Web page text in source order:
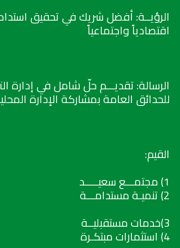
الرؤيــة: أفضل شريك في تحقيق
اقتصادياً واجتماعياً
الرسالة: تقديـــم حلّ شامل في إدارة
للحدائق العامة بمشاركة الإدارة
القيم:
1) مجتمـــع سعيـــــد
2) تنميـة مستدامـــة
3)خدمات مستقبليــة
4) استثمارات مبتكـرة